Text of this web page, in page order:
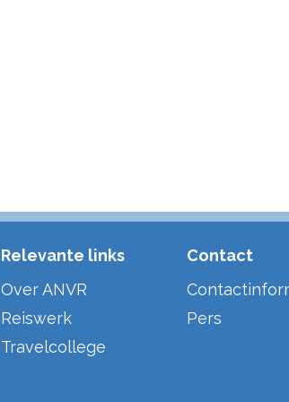
Relevante links
Over ANVR
Reiswerk
Travelcollege
Contact
Pers